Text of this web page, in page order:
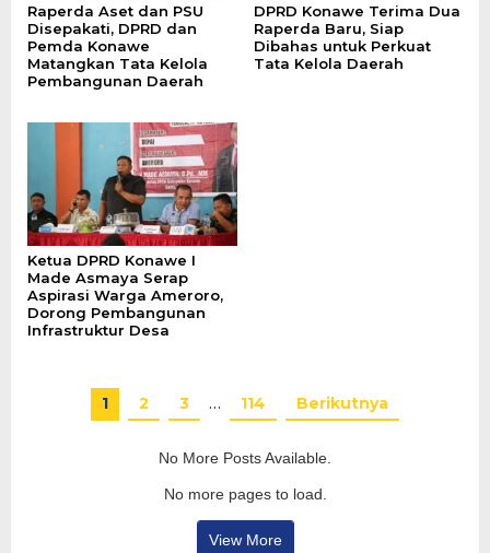
Raperda Aset dan PSU
Disepakati, DPRD dan
Pemda Konawe
Matangkan Tata Kelola
Pembangunan Daerah
DPRD Konawe Terima Dua
Raperda Baru, Siap
Dibahas untuk Perkuat
Tata Kelola Daerah
Ketua DPRD Konawe I
Made Asmaya Serap
Aspirasi Warga Ameroro,
Dorong Pembangunan
Infrastruktur Desa
1 2 3 … 114 Berikutnya
No More Posts Available.
No more pages to load.
View More